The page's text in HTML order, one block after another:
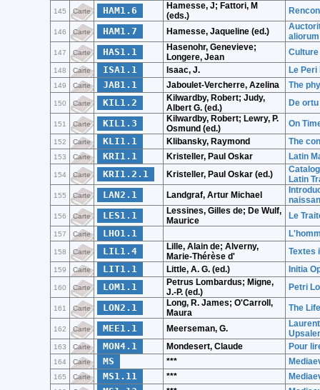
145 Carte HAM1.6
Hamesse, J; Fattori, M
(eds.)
146 Carte HAM1.7 Hamesse, Jaqueline (ed.)
147 Carte HAS1.1
Hasenohr, Genevieve;
Longere, Jean
148 Carte ISA1.1 Isaac, J. Le
149 Carte JAB1.1 Jaboulet-Vercherre, Azelina The
150 Carte KIL1.2
Kilwardby, Robert; Judy,
Albert G. (ed.)
De
151 Carte KIL1.3
Kilwardby, Robert; Lewry, P.
Osmund (ed.)
On
152 Carte KLI1.1 Klibansky, Raymond The
153 Carte KRI1.1 Kristeller, Paul Oskar Latin
154 Carte KRI1.2.1 Kristeller, Paul Oskar (ed.)
Latin
155 Carte LAN2.1 Landgraf, Artur Michael
156 Carte LES1.1
Lessines, Gilles de; De Wulf,
Maurice
Le
157 Carte LHO1.1
158 Carte LIL1.4
Lille, Alain de; Alverny,
Marie-Thérèse d'
Textes
159 Carte LIT1.1 Little, A. G. (ed.) Initia
160 Carte LOM1.1
Petrus Lombardus; Migne,
J.-P. (ed.)
Petri
161 Carte LON2.1
Long, R. James; O'Carroll,
Maura
The
162 Carte MEE1.1 Meerseman, G.
163 Carte MON4.1 Mondesert, Claude Pour
164 Carte MS ***
165 Carte MS1.11 ***